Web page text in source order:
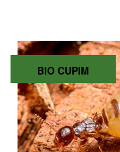
BIO CUPIM